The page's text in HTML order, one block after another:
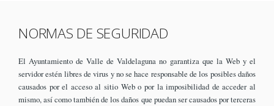
NORMAS DE SEGURIDAD
El Ayuntamiento de Valle de Valdelaguna no garantiza que la Web y el
servidor estén libres de virus y no se hace responsable de los posibles daños
causados por el acceso al sitio Web o por la imposibilidad de acceder al
mismo, así como también de los daños que puedan ser causados por terceras